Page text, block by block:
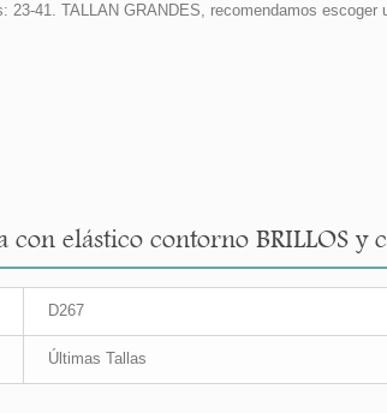
23-41. TALLAN GRANDES, recomendamos escoger
con elástico contorno BRILLOS y
D267
Últimas Tallas